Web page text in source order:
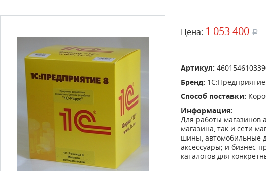
Цена: 1 053 400 a
Артикул:
Бренд: 1С:Предприятие
Способ поставки:
Информация:
Для работы магазинов
магазина, так и сети
шины, автомобильные
аксессуары; и бизнес-
каталогов для